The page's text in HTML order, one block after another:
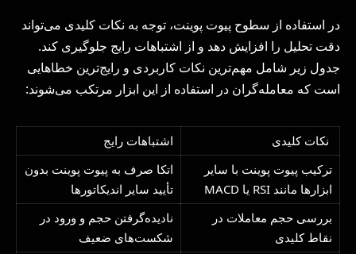
در استفاده از سطوح پیوت پوینت، توجه به نکات کلیدی می‌تواند
دقت تحلیل را افزایش دهد و از اشتباهات رایج جلوگیری کند.
جدول زیر شامل مهم‌ترین نکات کاربردی و رایج‌ترین خطاهایی
است که معامله‌گران در استفاده از این ابزار مرتکب می‌شوند:
نکات کلیدی
اشتباهات رایج
ترکیب پیوت پوینت با سایر
ابزارها مانند RSI یا MACD
اتکا صرف به پیوت پوینت بدون
تأیید سایر اندیکاتورها
بررسی حجم معاملات در
نقاط کلیدی
نادیده‌گرفتن حجم و ورود در
شکست‌های ضعیف